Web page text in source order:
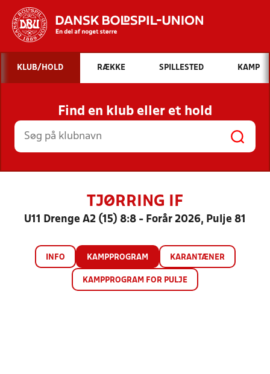
Hvad vil du søge efter?
INDHOLD OG NYHEDER
STILLINGER, RESULTATER, KLUBBER OG
HOLD
KLUB/HOLD RÆKKE SPILLESTED KAMP
Find en klub eller et hold
TJØRRING IF
U11 Drenge A2 (15) 8:8 - Forår 2026, Pulje 81
INFO KAMPPROGRAM KARANTÆNER
KAMPPROGRAM FOR PULJE